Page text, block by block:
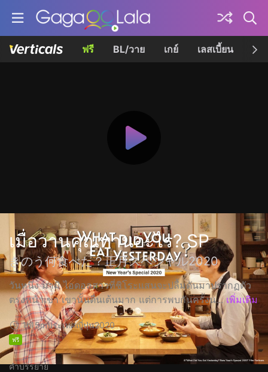
ฟรี BL/วาย เกย์ เลสเบี้ยน เค
เมื่อวานคุณทานอะไร? SP
きのう何食べた？正月スペシャル2020
วันหนึ่ง มามิ ไอดอลสาวที่ชิโระแสนจะปลื้มดันมาปรากฏตัว
ตรงหน้าเขา เขานั้นตื่นเต้นมาก แต่การพบกันครั้งน... เพิ่มเติม
1h15mประเทศญี่ปุ่น2020
ฟรี
คำบรรยาย